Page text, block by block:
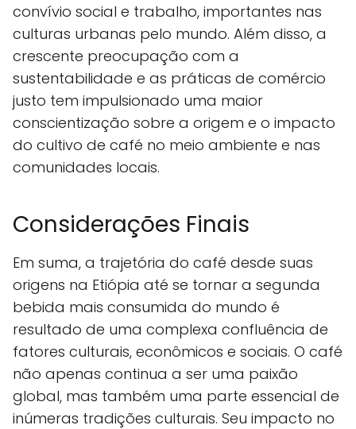
convívio social e trabalho, importantes nas
culturas urbanas pelo mundo. Além disso, a
crescente preocupação com a
sustentabilidade e as práticas de comércio
justo tem impulsionado uma maior
conscientização sobre a origem e o impacto
do cultivo de café no meio ambiente e nas
comunidades locais.
Considerações Finais
Em suma, a trajetória do café desde suas
origens na Etiópia até se tornar a segunda
bebida mais consumida do mundo é
resultado de uma complexa confluência de
fatores culturais, econômicos e sociais. O café
não apenas continua a ser uma paixão
global, mas também uma parte essencial de
inúmeras tradições culturais. Seu impacto no